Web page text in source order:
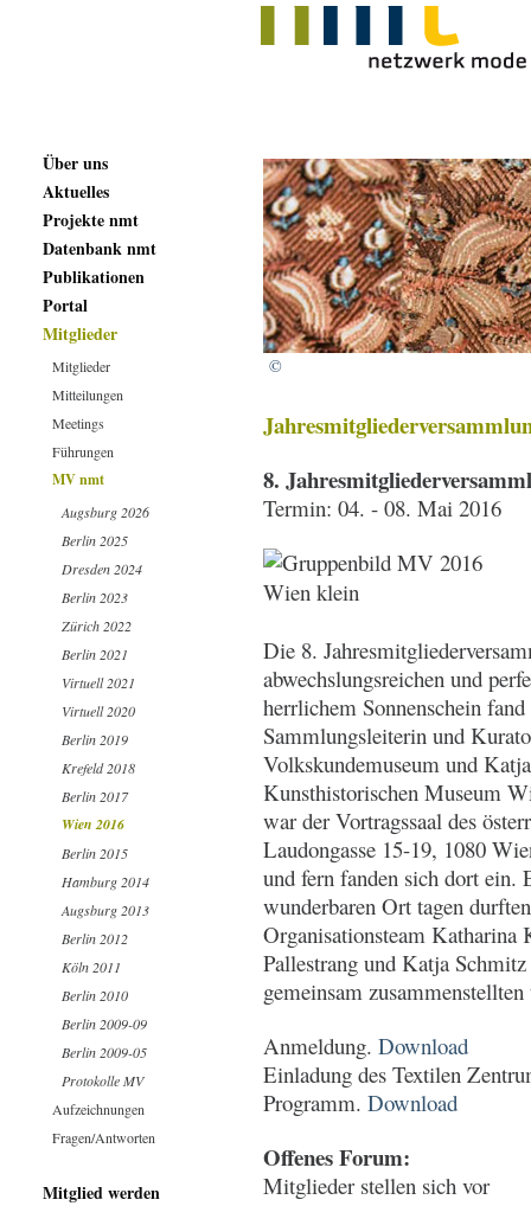
©
8.
Termin: 04. - 08. Mai 2016
Die 8.
abwechslungsreichen und
herrlichem Sonnenschein
Sammlungsleiterin und
Volkskundemuseum und
Kunsthistorischen Museum
war der Vortragssaal des
Laudongasse 15-19, 1080
und fern fanden sich dort ein.
wunderbaren Ort tagen
Organisationsteam
Pallestrang und Katja
gemeinsam
Anmeldung.Download
Einladung des Textilen
Programm.Download
Offenes Forum:
Mitglieder stellen sich vor
Über uns
Aktuelles
Projekte nmt
Datenbank nmt
Publikationen
Portal
Mitglieder
Mitglieder
Mitteilungen
Meetings
Führungen
MV nmt
Augsburg 2026
Berlin 2025
Dresden 2024
Berlin 2023
Zürich 2022
Berlin 2021
Virtuell 2021
Virtuell 2020
Berlin 2019
Krefeld 2018
Berlin 2017
Wien 2016
Berlin 2015
Hamburg 2014
Augsburg 2013
Berlin 2012
Köln 2011
Berlin 2010
Berlin 2009-09
Berlin 2009-05
Protokolle MV
Aufzeichnungen
Fragen/Antworten
Mitglied werden